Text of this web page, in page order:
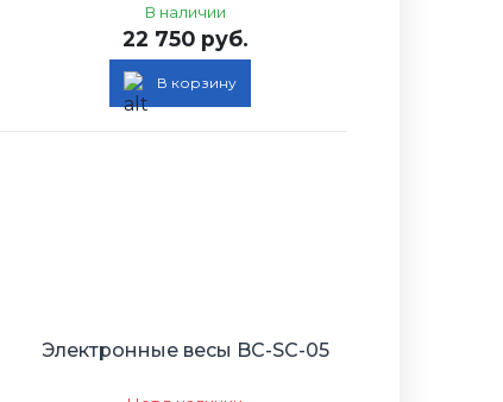
В наличии
22 750 руб.
В корзину
Электронные весы BC-SC-05